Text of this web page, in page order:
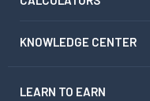
KNOWLEDGE CENTER
LEARN TO EARN